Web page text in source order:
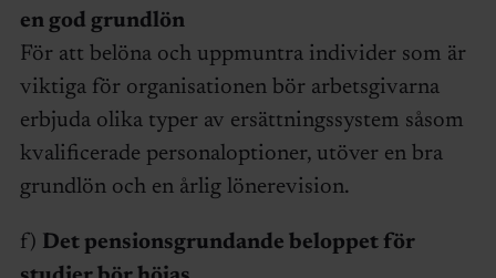
en god grundlön
För att belöna och uppmuntra individer som är
viktiga för organisationen bör arbetsgivarna
erbjuda olika typer av ersättningssystem såsom
kvalificerade personaloptioner, utöver en bra
grundlön och en årlig lönerevision.
f) Det pensionsgrundande beloppet för